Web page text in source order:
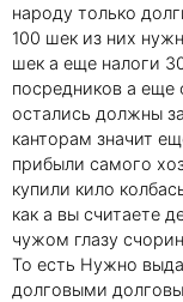
народу только
100 шек из них
шек а еще налоги
посредников а еще
остались должны
канторам значит
прибыли самого
купили кило
как а вы считаете
чужом глазу
То есть Нужно
долговыми